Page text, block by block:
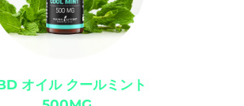
オイル クールミント